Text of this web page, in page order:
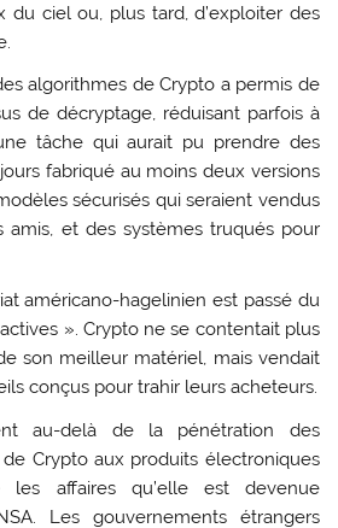
du ciel ou, plus tard, d’exploiter des
algorithmes de Crypto a permis de
de décryptage, réduisant parfois à
tâche qui aurait pu prendre des
fabriqué au moins deux versions
sécurisés qui seraient vendus
amis, et des systèmes truqués pour
américano-hagelinien est passé du
». Crypto ne se contentait plus
son meilleur matériel, mais vendait
conçus pour trahir leurs acheteurs.
au-delà de la pénétration des
de Crypto aux produits électroniques
affaires qu’elle est devenue
Les gouvernements étrangers